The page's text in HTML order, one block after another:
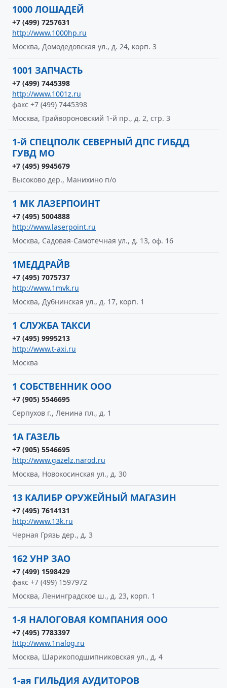
1000 ЛОШАДЕЙ
+7 (499) 7257631
http://www.1000hp.ru
Москва, Домодедовская ул., д. 24, корп. 3
1001 ЗАПЧАСТЬ
+7 (499) 7445398
http://www.1001z.ru
факс +7 (499) 7445398
Москва, Грайвороновский 1-й пр., д. 2, стр. 3
1-й СПЕЦПОЛК СЕВЕРНЫЙ ДПС ГИБДД
ГУВД МО
+7 (495) 9945679
Высоково дер., Манихино п/о
1 МК ЛАЗЕРПОИНТ
+7 (495) 5004888
http://www.laserpoint.ru
Москва, Садовая-Самотечная ул., д. 13, оф. 16
1МЕДДРАЙВ
+7 (495) 7075737
http://www.1mvk.ru
Москва, Дубнинская ул., д. 17, корп. 1
1 СЛУЖБА ТАКСИ
+7 (495) 9995213
http://www.t-axi.ru
Москва
1 СОБСТВЕННИК ООО
+7 (905) 5546695
Серпухов г., Ленина пл., д. 1
1А ГАЗЕЛЬ
+7 (905) 5546695
http://www.gazelz.narod.ru
Москва, Новокосинская ул., д. 30
13 КАЛИБР ОРУЖЕЙНЫЙ МАГАЗИН
+7 (495) 7614131
http://www.13k.ru
Черная Грязь дер., д. 3
162 УНР ЗАО
+7 (499) 1598429
факс +7 (499) 1597972
Москва, Ленинградское ш., д. 23, корп. 1
1-Я НАЛОГОВАЯ КОМПАНИЯ ООО
+7 (495) 7783397
http://www.1nalog.ru
Москва, Шарикоподшипниковская ул., д. 4
1-ая ГИЛЬДИЯ АУДИТОРОВ